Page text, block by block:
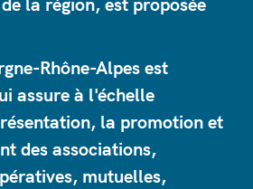
Rhône-Alpes est
assure à l'échelle
la promotion et
des associations,
mutuelles,